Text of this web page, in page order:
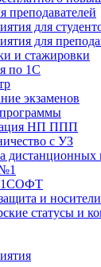
преподавателей
для
для
и стажировки
по 1С
экзаменов
НП ППП
с УЗ
дистанционных
1СОФТ
и
статусы и